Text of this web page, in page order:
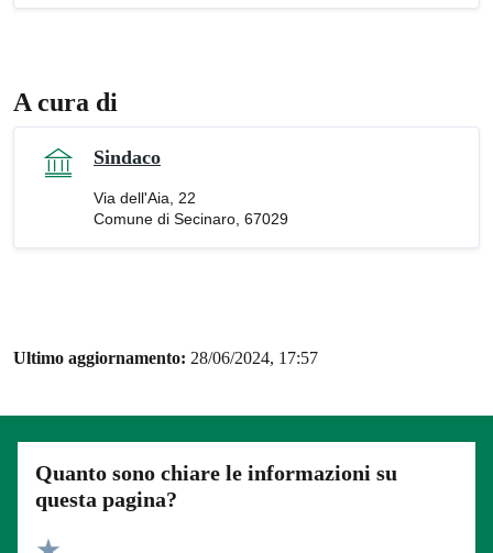
A cura di
Sindaco
Via dell'Aia, 22
Comune di Secinaro, 67029
Ultimo aggiornamento: 28/06/2024, 17:57
Quanto sono chiare le informazioni su
questa pagina?